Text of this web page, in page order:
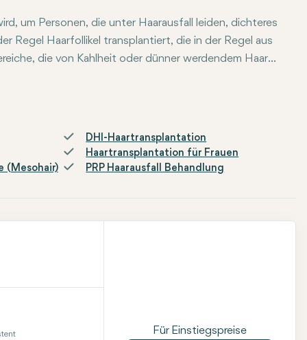
um Personen, die unter Haarausfall leiden, dichteres
Regel Haarfollikel transplantiert, die in der Regel aus
die von Kahlheit oder dünner werdendem Haar
DHI-Haartransplantation
Haartransplantation für Frauen
(Mesohair) PRP Haarausfall Behandlung
Für Einstiegspreise